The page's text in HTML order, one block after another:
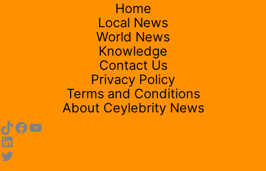
Home
Local News
World News
Knowledge
Contact Us
Privacy Policy
Terms and Conditions
About Ceylebrity News